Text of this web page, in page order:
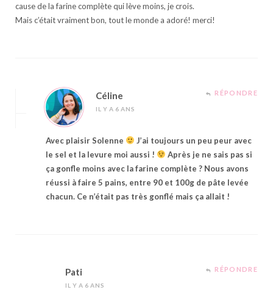
cause de la farine complète qui lève moins, je crois.
Mais c’était vraiment bon, tout le monde a adoré! merci!
Céline
IL Y A 6 ANS
RÉPONDRE
Avec plaisir Solenne
J’ai toujours un peu peur avec
le sel et la levure moi aussi !
Après je ne sais pas si
ça gonfle moins avec la farine complète ? Nous avons
réussi à faire 5 pains, entre 90 et 100g de pâte levée
chacun. Ce n’était pas très gonflé mais ça allait !
Pati
IL Y A 6 ANS
RÉPONDRE